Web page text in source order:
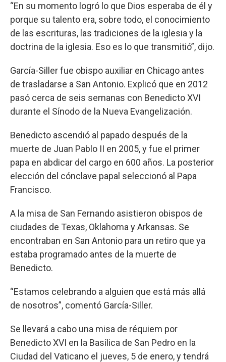
“En su momento logró lo que Dios esperaba de él y
porque su talento era, sobre todo, el conocimiento
de las escrituras, las tradiciones de la iglesia y la
doctrina de la iglesia. Eso es lo que transmitió”, dijo.
García-Siller fue obispo auxiliar en Chicago antes
de trasladarse a San Antonio. Explicó que en 2012
pasó cerca de seis semanas con Benedicto XVI
durante el Sínodo de la Nueva Evangelización.
Benedicto ascendió al papado después de la
muerte de Juan Pablo II en 2005, y fue el primer
papa en abdicar del cargo en 600 años. La posterior
elección del cónclave papal seleccionó al Papa
Francisco.
A la misa de San Fernando asistieron obispos de
ciudades de Texas, Oklahoma y Arkansas. Se
encontraban en San Antonio para un retiro que ya
estaba programado antes de la muerte de
Benedicto.
“Estamos celebrando a alguien que está más allá
de nosotros”, comentó García-Siller.
Se llevará a cabo una misa de réquiem por
Benedicto XVI en la Basílica de San Pedro en la
Ciudad del Vaticano el jueves, 5 de enero, y tendrá